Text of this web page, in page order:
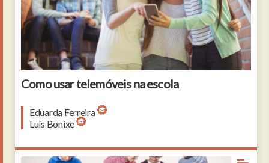
Smiling schoolgirls using mobile phone in corridor at
school
Como usar telemóveis na escola
Eduarda Ferreira
Luís Bonixe